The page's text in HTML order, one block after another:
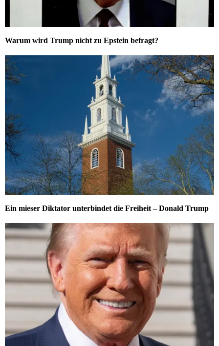
Warum wird Trump nicht zu Epstein befragt?
Ein mieser Diktator unterbindet die Freiheit – Donald Trump